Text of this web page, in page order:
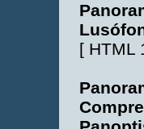
[ HTML